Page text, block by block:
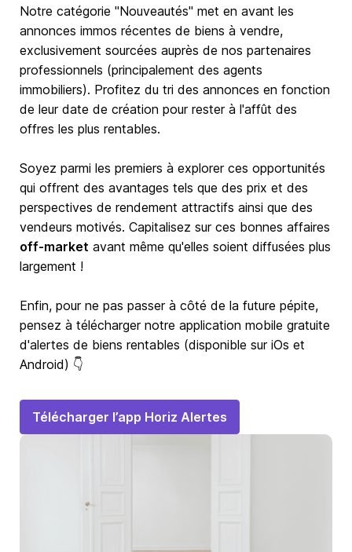
Notre catégorie "Nouveautés" met en avant les
annonces immos récentes de biens à vendre,
exclusivement sourcées auprès de nos partenaires
professionnels (principalement des agents
immobiliers). Profitez du tri des annonces en fonction
de leur date de création pour rester à l'affût des
offres les plus rentables.
Soyez parmi les premiers à explorer ces opportunités
qui offrent des avantages tels que des prix et des
perspectives de rendement attractifs ainsi que des
vendeurs motivés. Capitalisez sur ces bonnes affaires
off-market avant même qu'elles soient diffusées plus
largement !
Enfin, pour ne pas passer à côté de la future pépite,
pensez à télécharger notre application mobile gratuite
d'alertes de biens rentables (disponible sur iOs et
Android) 👇
Télécharger l’app Horiz Alertes